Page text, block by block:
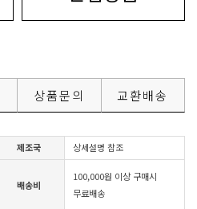
상품문의 교환배송
제조국 상세설명 참조
배송비
100,000원 이상 구매시
무료배송